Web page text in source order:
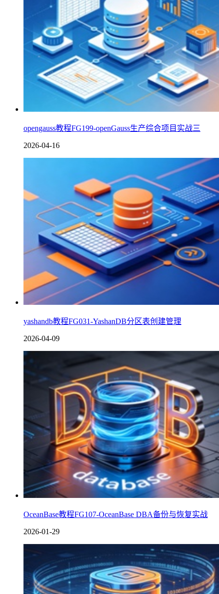
opengauss教程FG199-openGauss生产综合项目实战三
2026-04-16
yashandb教程FG031-YashanDB分区表创建管理
2026-04-09
OceanBase教程FG107-OceanBase DBA备份与恢复实战
2026-01-29